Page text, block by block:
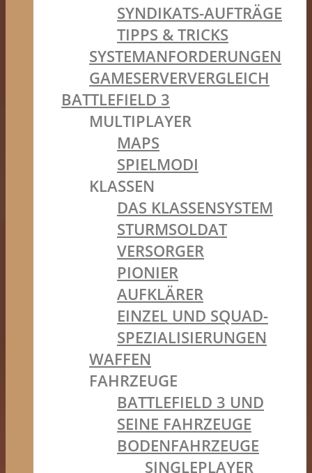
SYNDIKATS-AUFTRÄGE
TIPPS & TRICKS
SYSTEMANFORDERUNGEN
GAMESERVERVERGLEICH
BATTLEFIELD 3
MULTIPLAYER
MAPS
SPIELMODI
KLASSEN
DAS KLASSENSYSTEM
STURMSOLDAT
VERSORGER
PIONIER
AUFKLÄRER
EINZEL UND SQUAD-
SPEZIALISIERUNGEN
WAFFEN
FAHRZEUGE
BATTLEFIELD 3 UND
SEINE FAHRZEUGE
BODENFAHRZEUGE
SINGLEPLAYER